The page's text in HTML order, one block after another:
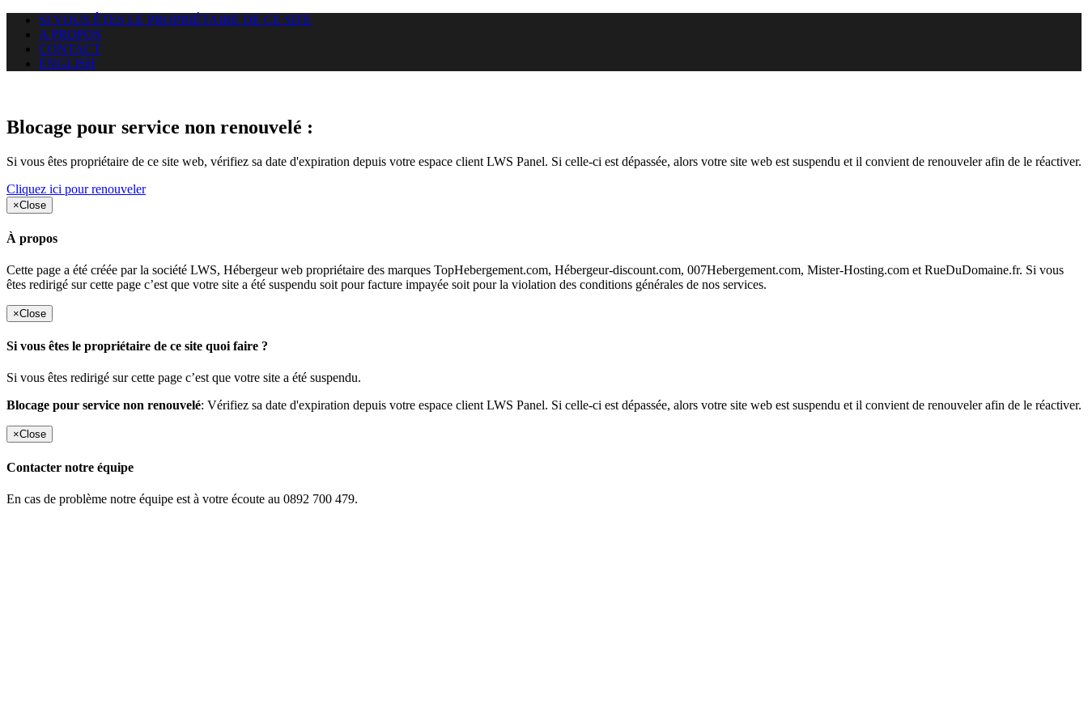
SI VOUS ÊTES LE PROPRIÉTAIRE DE CE SITE
A PROPOS
CONTACT
ENGLISH
Blocage pour service non renouvelé :
Si vous êtes propriétaire de ce site web, vérifiez sa date d'expiration depuis votre espace client LWS Panel. Si celle-ci est dépassée, alors votre site web est suspendu et il convient de renouveler afin de le réactiver.
Cliquez ici pour renouveler
×Close
À propos
Cette page a été créée par la société LWS, Hébergeur web propriétaire des marques TopHebergement.com, Hébergeur-discount.com, 007Hebergement.com, Mister-Hosting.com et RueDuDomaine.fr. Si vous
êtes redirigé sur cette page c’est que votre site a été suspendu soit pour facture impayée soit pour la violation des conditions générales de nos services.
×Close
Si vous êtes le propriétaire de ce site quoi faire ?
Si vous êtes redirigé sur cette page c’est que votre site a été suspendu.
Blocage pour service non renouvelé: Vérifiez sa date d'expiration depuis votre espace client LWS Panel. Si celle-ci est dépassée, alors votre site web est suspendu et il convient de renouveler afin de le réactiver.
×Close
Contacter notre équipe
En cas de problème notre équipe est à votre écoute au 0892 700 479.